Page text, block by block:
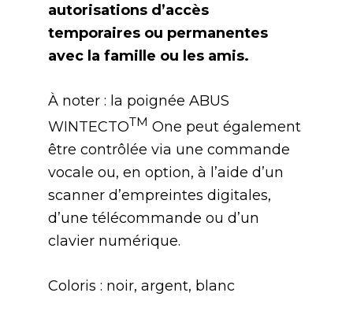
autorisations d’accès
temporaires ou permanentes
avec la famille ou les amis.
À noter : la poignée ABUS
WINTECTOTM One peut également
être contrôlée via une commande
vocale ou, en option, à l’aide d’un
scanner d’empreintes digitales,
d’une télécommande ou d’un
clavier numérique.
Coloris : noir, argent, blanc